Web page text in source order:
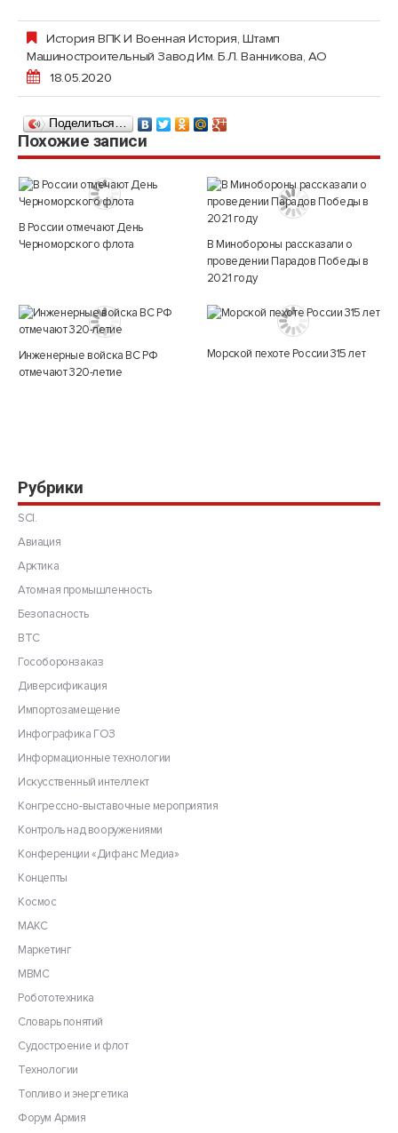
История ВПК И Военная История, Штамп
Машиностроительный Завод Им. Б.Л. Ванникова, АО
18.05.2020
Поделиться…
Похожие записи
В России отмечают День
Черноморского флота
В Минобороны рассказали о
проведении Парадов Победы в
2021 году
Инженерные войска ВС РФ
отмечают 320-летие
Морской пехоте России 315 лет
Рубрики
SCI.
Авиация
Арктика
Атомная промышленность
Безопасность
ВТС
Гособоронзаказ
Диверсификация
Импортозамещение
Инфографика ГОЗ
Информационные технологии
Искусственный интеллект
Конгрессно-выставочные мероприятия
Контроль над вооружениями
Конференции «Дифанс Медиа»
Концепты
Космос
МАКС
Маркетинг
МВМС
Робототехника
Словарь понятий
Судостроение и флот
Технологии
Топливо и энергетика
Форум Армия